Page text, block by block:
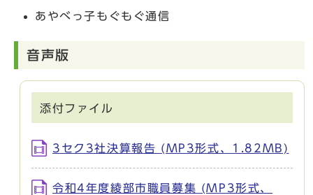
あやべっ子もぐもぐ通信
音声版
添付ファイル
3セク3社決算報告 (MP3形式、1.82MB)
令和4年度綾部市職員募集 (MP3形式、